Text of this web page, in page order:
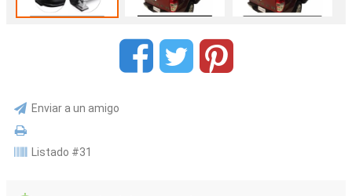
Enviar a un amigo
Listado #31